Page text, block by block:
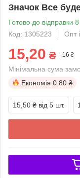
Значок Все
Готово до відправки 8
Код: 1305223
Опт
15,20 ₴ 16 ₴
Мінімальна сума
Економія 0.80 ₴
15,50 ₴ від 5 шт.